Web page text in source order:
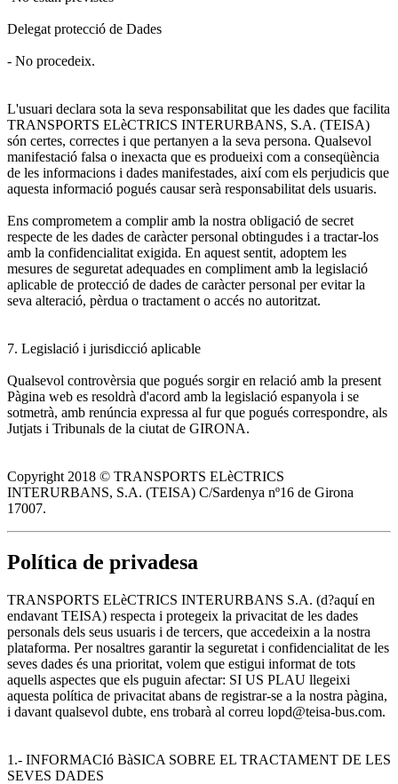
Delegat protecció de Dades
- No procedeix.
L'usuari declara sota la seva responsabilitat que les dades que facilita
TRANSPORTS ELèCTRICS INTERURBANS, S.A. (TEISA)
són certes, correctes i que pertanyen a la seva persona. Qualsevol
manifestació falsa o inexacta que es produeixi com a conseqüència
de les informacions i dades manifestades, així com els perjudicis que
aquesta informació pogués causar serà responsabilitat dels usuaris.
Ens comprometem a complir amb la nostra obligació de secret
respecte de les dades de caràcter personal obtingudes i a tractar-los
amb la confidencialitat exigida. En aquest sentit, adoptem les
mesures de seguretat adequades en compliment amb la legislació
aplicable de protecció de dades de caràcter personal per evitar la
seva alteració, pèrdua o tractament o accés no autoritzat.
7. Legislació i jurisdicció aplicable
Qualsevol controvèrsia que pogués sorgir en relació amb la present
Pàgina web es resoldrà d'acord amb la legislació espanyola i se
sotmetrà, amb renúncia expressa al fur que pogués correspondre, als
Jutjats i Tribunals de la ciutat de GIRONA.
Copyright 2018 © TRANSPORTS ELèCTRICS
INTERURBANS, S.A. (TEISA) C/Sardenya nº16 de Girona
17007.
Política de privadesa
TRANSPORTS ELèCTRICS INTERURBANS S.A. (d?aquí en
endavant TEISA) respecta i protegeix la privacitat de les dades
personals dels seus usuaris i de tercers, que accedeixin a la nostra
plataforma. Per nosaltres garantir la seguretat i confidencialitat de les
seves dades és una prioritat, volem que estigui informat de tots
aquells aspectes que els puguin afectar: SI US PLAU llegeixi
aquesta política de privacitat abans de registrar-se a la nostra pàgina,
i davant qualsevol dubte, ens trobarà al correu lopd@teisa-bus.com.
1.- INFORMACIó BàSICA SOBRE EL TRACTAMENT DE LES
SEVES DADES